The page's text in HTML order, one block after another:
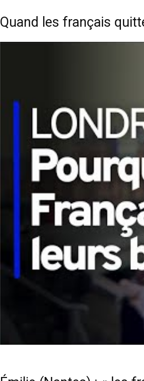
Quand les français